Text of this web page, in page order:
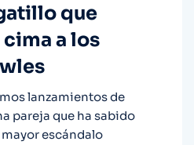
que
a los
lanzamientos de
pareja que ha sabido
escándalo